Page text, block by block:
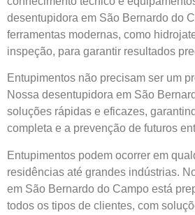
desentupidora em São Bernardo do
ferramentas modernas, como
inspeção, para garantir resultados
Entupimentos não precisam ser um
Nossa desentupidora em São
soluções rápidas e eficazes,
completa e a prevenção de futuros
Entupimentos podem ocorrer em
residências até grandes indústrias.
em São Bernardo do Campo está
todos os tipos de clientes, com